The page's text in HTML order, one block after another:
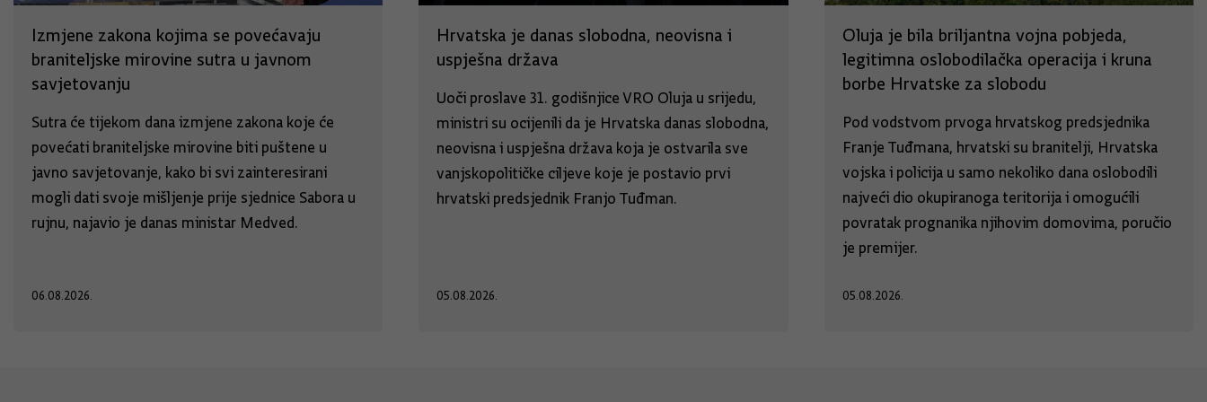
Izmjene zakona kojima se povećavaju
braniteljske mirovine sutra u javnom
savjetovanju
Sutra će tijekom dana izmjene zakona koje će
povećati braniteljske mirovine biti puštene u
javno savjetovanje, kako bi svi zainteresirani
mogli dati svoje mišljenje prije sjednice Sabora u
rujnu, najavio je danas ministar Medved.
06.08.2026.
Hrvatska je danas slobodna, neovisna i
uspješna država
Uoči proslave 31. godišnjice VRO Oluja u srijedu,
ministri su ocijenili da je Hrvatska danas slobodna,
neovisna i uspješna država koja je ostvarila sve
vanjskopolitičke ciljeve koje je postavio prvi
hrvatski predsjednik Franjo Tuđman.
05.08.2026.
Oluja je bila briljantna vojna pobjeda,
legitimna oslobodilačka operacija i kruna
borbe Hrvatske za slobodu
Pod vodstvom prvoga hrvatskog predsjednika
Franje Tuđmana, hrvatski su branitelji, Hrvatska
vojska i policija u samo nekoliko dana oslobodili
najveći dio okupiranoga teritorija i omogućili
povratak prognanika njihovim domovima, poručio
je premijer.
05.08.2026.